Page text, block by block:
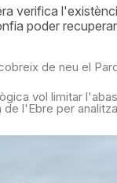
verifica
poder
de neu el
vol limitar
de l'Ebre per